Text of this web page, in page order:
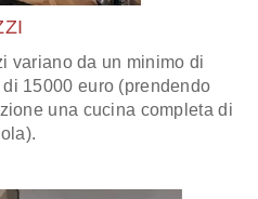
variano da un minimo di
15000 euro (prendendo
una cucina completa di